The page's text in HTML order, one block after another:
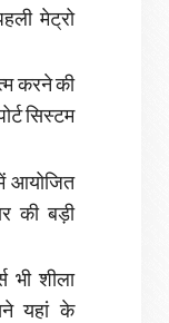
मेट्रो
करने की
सिस्टम
आयोजित
की बड़ी
भी शीला
यहां के